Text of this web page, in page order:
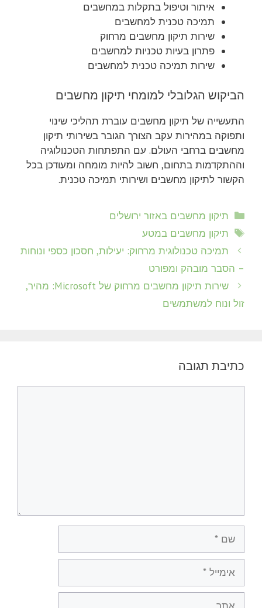
איתור וטיפול בתקלות במחשבים
תמיכה טכנית למחשבים
שירות תיקון מחשבים מרחוק
פתרון בעיות טכניות למחשבים
שירות תמיכה טכנית למחשבים
הביקוש הגלובלי למומחי תיקון מחשבים
התעשייה של תיקון מחשבים עוברת תהליכי שינוי
ותפוקה במהירות עקב הצורך הגובר בשירותי תיקון
מחשבים ברחבי העולם. עם התפתחות הטכנולוגיה
וההתקדמות בתחום, חשוב להיות מומחה ומעודכן בכל
הקשור לתיקון מחשבים ושירותי תמיכה טכנית.
קטגוריות
תיקון מחשבים באזור ירושלים
תגיות
תיקון מחשבים במטע
תמיכה טכנולוגית מרחוק: יעילות, חסכון כספי ונוחות
– הסבר מובהק ומפורט
שירות תיקון מחשבים מרחוק של Microsoft: מהיר,
זול ונוח למשתמשים
כתיבת תגובה